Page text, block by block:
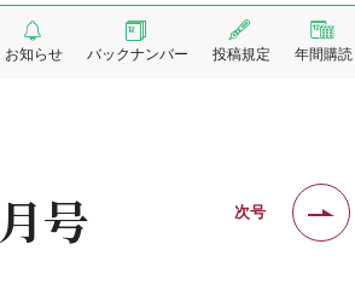
お知らせ バックナンバー 投稿規定 年間購読
号 次号